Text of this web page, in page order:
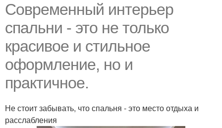
Современный интерьер
спальни - это не только
красивое и стильное
оформление, но и
практичное.
Не стоит забывать, что спальня - это место отдыха и
расслабления